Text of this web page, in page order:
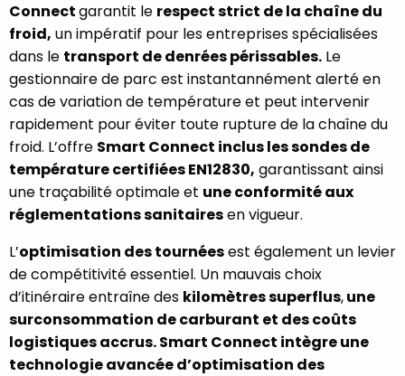
Connectgarantit le respect strict de la chaîne du
froid, un impératif pour les entreprises spécialisées
dans le transport de denrées périssables. Le
gestionnaire de parc est instantannément alerté en
cas de variation de température et peut intervenir
rapidement pour éviter toute rupture de la chaîne du
froid. L’offre Smart Connect inclus les sondes de
température certifiées EN12830, garantissant ainsi
une traçabilité optimale et une conformité aux
réglementations sanitairesen vigueur.
L’optimisation des tournéesest également un levier
de compétitivité essentiel. Un mauvais choix
d’itinéraire entraîne des kilomètres superflus,une
surconsommation de carburant et des coûts
logistiques accrus. Smart Connect intègre une
technologie avancée d’optimisation des